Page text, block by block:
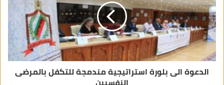
الدعوة الى بلورة استراتيجية مندمجة للتكفل بالمرضى